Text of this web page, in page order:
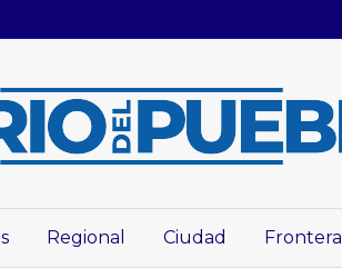
Regional Ciudad Frontera